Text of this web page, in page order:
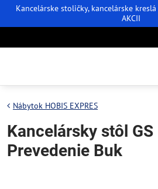
Kancelárske stoličky, kancelárske
AKCII
Nábytok HOBIS EXPRES
Kancelársky stôl GS
Prevedenie Buk